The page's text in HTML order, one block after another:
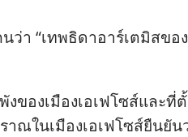
า “เทพ​ธิดา​อาร์เตมิส​ขอ
อง​เมือง​เอเฟโซส์​และ​ที่​
ณ​ใน​เมือง​เอเฟโซส์​ยืน​ยัน​